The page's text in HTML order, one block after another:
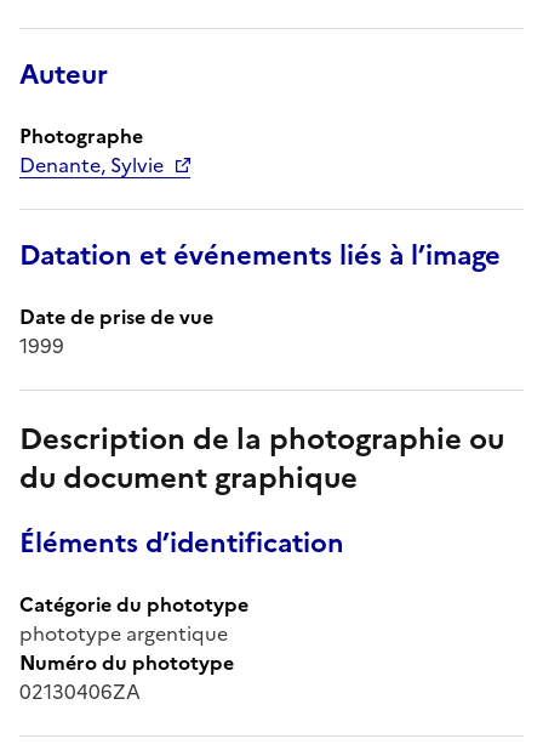
Auteur
Photographe
Denante, Sylvie
Datation et événements liés à l’image
Date de prise de vue
1999
Description de la photographie ou
du document graphique
Éléments d’identification
Catégorie du phototype
phototype argentique
Numéro du phototype
02130406ZA